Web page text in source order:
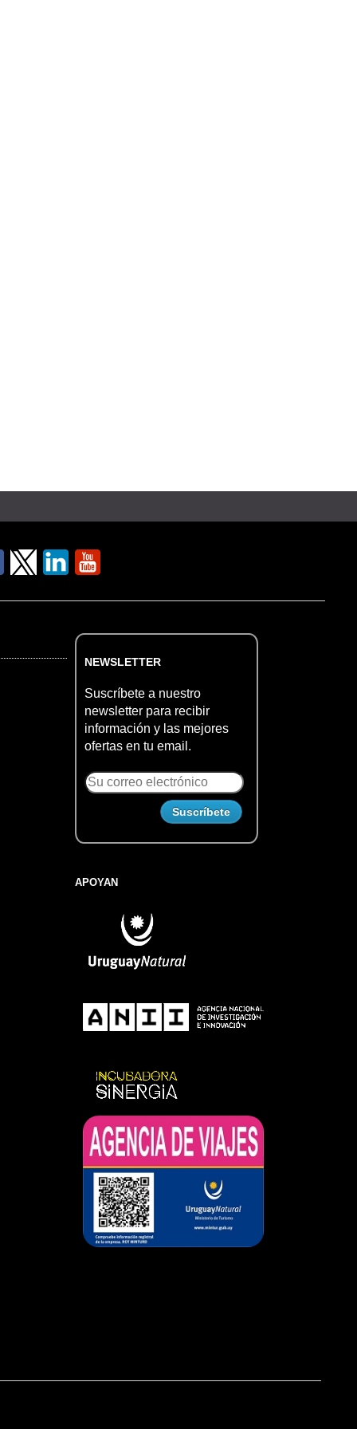
NEWSLETTER
Suscríbete a nuestro
newsletter para recibir
información y las mejores
ofertas en tu email.
APOYAN